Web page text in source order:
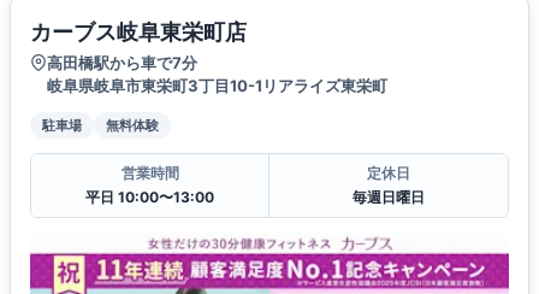
カーブス岐阜東栄町店
高田橋駅から車で7分
岐阜県岐阜市東栄町3丁目10-1リアライズ東栄町
駐車場 無料体験
営業時間
平日 10:00〜13:00
定休日
毎週日曜日